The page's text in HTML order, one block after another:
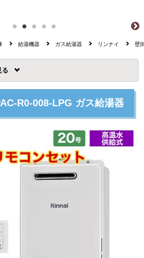
給湯機器 ガス給湯器 リンナイ 壁
R0-008-LPG ガス給湯器